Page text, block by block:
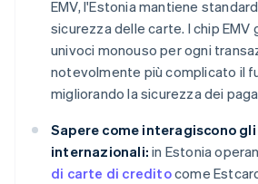
EMV, l'Estonia mantiene
sicurezza delle carte. I chip EMV
univoci monouso per ogni
notevolmente più complicato il
migliorando la sicurezza dei
Sapere come interagiscono
internazionali: in Estonia
di carte di creditocome